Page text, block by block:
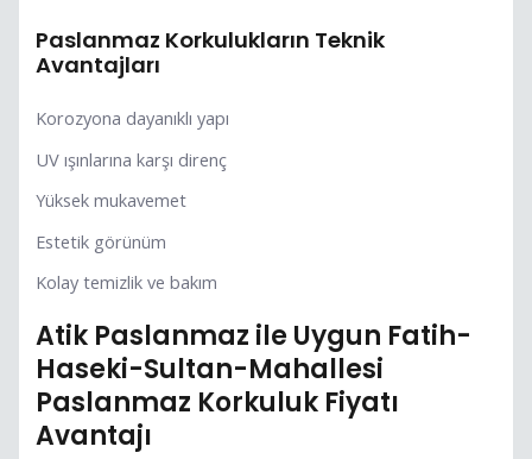
Paslanmaz Korkulukların Teknik
Avantajları
Korozyona dayanıklı yapı
UV ışınlarına karşı direnç
Yüksek mukavemet
Estetik görünüm
Kolay temizlik ve bakım
Atik Paslanmaz ile Uygun Fatih-
Haseki-Sultan-Mahallesi
Paslanmaz Korkuluk Fiyatı
Avantajı